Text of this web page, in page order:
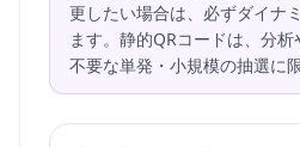
更したい場合は、必ずダイナ
ます。静的QRコードは、分
不要な単発・小規模の抽選に